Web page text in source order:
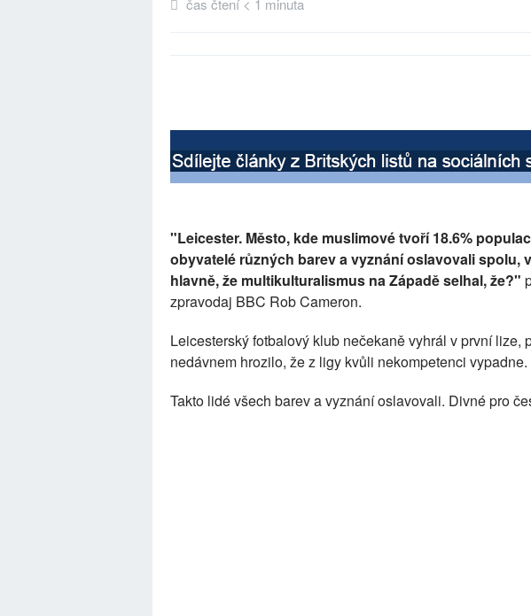
čas čtení < 1 minuta
"Leicester. Město, kde muslimové tvoří 18.6%
obyvatelé různých barev a vyznání oslavovali spolu,
hlavně, že multikulturalismus na Západě selhal, že?"
zpravodaj BBC Rob Cameron.
Leicesterský fotbalový klub nečekaně vyhrál v první lize,
nedávnem hrozilo, že z ligy kvůli nekompetenci vypadne.
Takto lidé všech barev a vyznání oslavovali. Divné pro